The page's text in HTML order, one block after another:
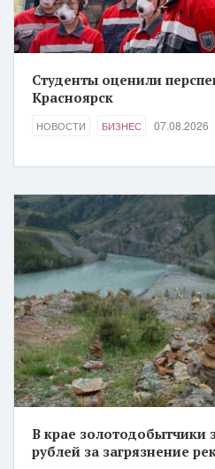
Студенты оценили
Красноярск
НОВОСТИ БИЗНЕС 07.08.2026
В крае золотодобытчики
рублей за загрязнение